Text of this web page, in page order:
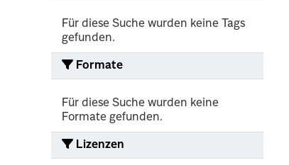
Für diese Suche wurden keine Tags
gefunden.
Formate
Für diese Suche wurden keine
Formate gefunden.
Lizenzen